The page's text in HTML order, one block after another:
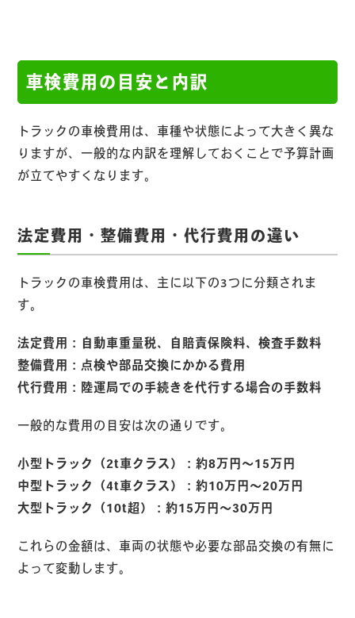
車検費用の目安と内訳
トラックの車検費用は、車種や状態によって大きく異な
りますが、一般的な内訳を理解しておくことで予算計画
が立てやすくなります。
法定費用・整備費用・代行費用の違い
トラックの車検費用は、主に以下の3つに分類されま
す。
法定費用：自動車重量税、自賠責保険料、検査手数料
整備費用：点検や部品交換にかかる費用
代行費用：陸運局での手続きを代行する場合の手数料
一般的な費用の目安は次の通りです。
小型トラック（2t車クラス）：約8万円～15万円
中型トラック（4t車クラス）：約10万円～20万円
大型トラック（10t超）：約15万円～30万円
これらの金額は、車両の状態や必要な部品交換の有無に
よって変動します。